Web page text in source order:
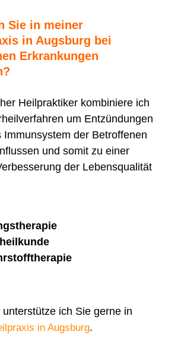
Sie in meiner
in Augsburg bei
Erkrankungen
Heilpraktiker kombiniere ich
um Entzündungen
Immunsystem der Betroffenen
und somit zu einer
der Lebensqualität
ich Sie gerne in
in Augsburg.